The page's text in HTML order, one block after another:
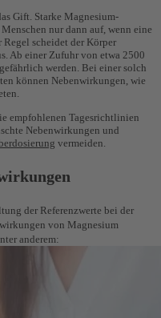
Gift. Starke Magnesium-
nur dann auf, wenn eine
scheidet der Körper
Ab einer Zufuhr von etwa 2500
werden. Bei einer solch
können Nebenwirkungen, wie
empfohlenen Tagesrichtlinien
Nebenwirkungen und
vermeiden.
der Referenzwerte bei der
von Magnesium
anderem: